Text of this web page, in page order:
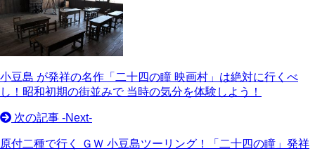
小豆島 が発祥の名作「二十四の瞳 映画村」は絶対に行くべ
し！昭和初期の街並みで 当時の気分を体験しよう！
次の記事 -Next-
原付二種で行く ＧＷ 小豆島ツーリング！「二十四の瞳」発祥